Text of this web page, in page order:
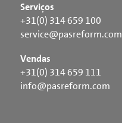
Serviços
+31(0) 314 659 100
service@pasreform.com
Vendas
+31(0) 314 659 111
info@pasreform.com